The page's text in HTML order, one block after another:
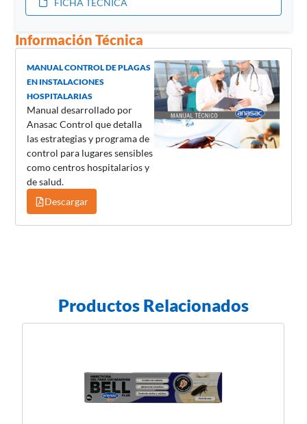
FICHA TÉCNICA
Información Técnica
MANUAL CONTROL DE PLAGAS
EN INSTALACIONES
HOSPITALARIAS
Manual desarrollado por
Anasac Control que detalla
las estrategias y programa de
control para lugares sensibles
como centros hospitalarios y
de salud.
Descargar
Productos Relacionados